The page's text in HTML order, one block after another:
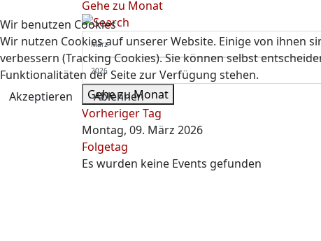
Gehe zu Monat
Gehe zu Monat
Vorheriger Tag
Montag, 09. März 2026
Folgetag
Es wurden keine Events gefunden
Wir benutzen Cookies
Wir nutzen Cookies auf unserer Website. Einige von ihnen
verbessern (Tracking Cookies). Sie können selbst
Funktionalitäten der Seite zur Verfügung stehen.
Akzeptieren
Ablehnen